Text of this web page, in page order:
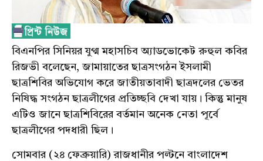
বিএনপির সিনিয়র যুগ্ম মহাসচিব অ্যাডভোকেট রুহুল কবির
রিজভী বলেছেন, জামায়াতের ছাত্রসংগঠন ইসলামী
ছাত্রশিবির অভিযোগ করে জাতীয়তাবাদী ছাত্রদলের ভেতর
নিষিদ্ধ সংগঠন ছাত্রলীগের প্রতিচ্ছবি দেখা যায়। কিন্তু মানুষ
এটিও জানে ছাত্রশিবিরের বর্তমান অনেক নেতা পূর্বে
ছাত্রলীগের পদধারী ছিল।
সোমবার (২৪ ফেব্রুয়ারি) রাজধানীর পল্টনে বাংলাদেশ